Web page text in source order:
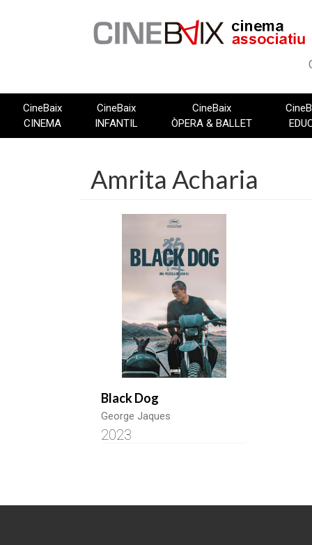
CineBaix
CINEMA
CineBaix
INFANTIL
CineBaix
ÒPERA & BALLET
Amrita Acharia
Black Dog
George Jaques
2023